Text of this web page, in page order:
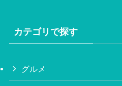
カテゴリで探す
グルメ